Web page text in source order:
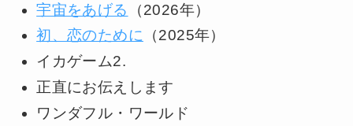
宇宙をあげる
（2026年）
初、恋のために （2025年）
イカゲーム2.
正直にお伝えします
ワンダフル・ワールド